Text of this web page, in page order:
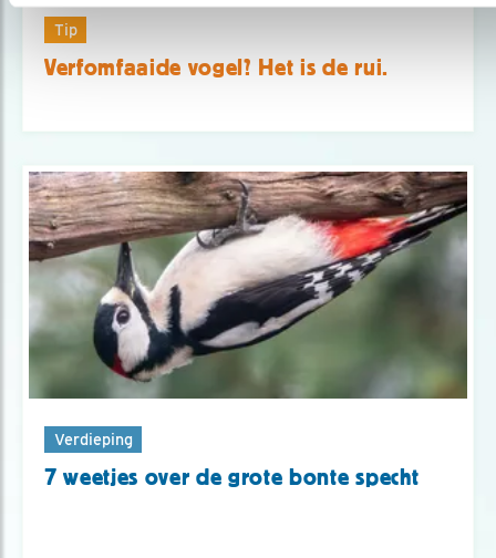
Tip
Verfomfaaide vogel? Het is de rui.
Verdieping
7 weetjes over de grote bonte specht